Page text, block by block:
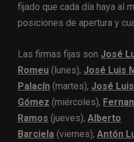
fijado que cada día haya al
posiciones de apertura y
Las firmas fijas son José
Romeu (lunes), José Luis
Palacín (martes), José Luis
Gómez (miércoles),
Ramos (jueves), Alberto
Barciela (viernes), Antón